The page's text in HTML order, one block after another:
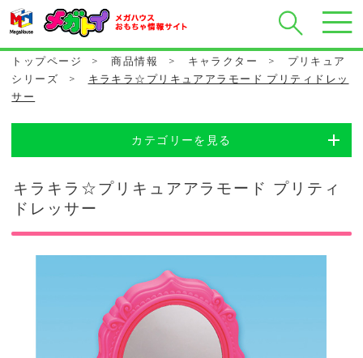
トップページ > 商品情報 > キャラクター >
プリキュア
シリーズ
>
キラキラ☆プリキュアアラモード プリティドレッ
サー
カテゴリーを見る
キラキラ☆プリキュアアラモード プリティ
ドレッサー